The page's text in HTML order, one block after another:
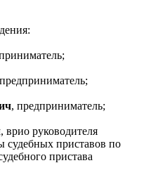
, предприниматель;
, врио руководителя
судебных приставов по
пристава